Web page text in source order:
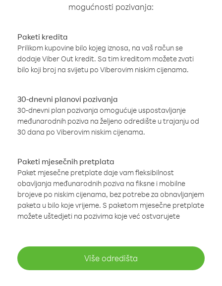
mogućnosti pozivanja:
Paketi kredita
Prilikom kupovine bilo kojeg iznosa, na vaš račun se
dodaje Viber Out kredit. Sa tim kreditom možete zvati
bilo koji broj na svijetu po Viberovim niskim cijenama.
30-dnevni planovi pozivanja
30-dnevni plan pozivanja omogućuje uspostavljanje
međunarodnih poziva na željeno odredište u trajanju od
30 dana po Viberovim niskim cijenama.
Paketi mjesečnih pretplata
Paket mjesečne pretplate daje vam fleksibilnost
obavljanja međunarodnih poziva na fiksne i mobilne
brojeve po niskim cijenama, bez potrebe za obnavljanjem
paketa u bilo koje vrijeme. S paketom mjesečne pretplate
možete uštedjeti na pozivima koje već ostvarujete
Više odredišta